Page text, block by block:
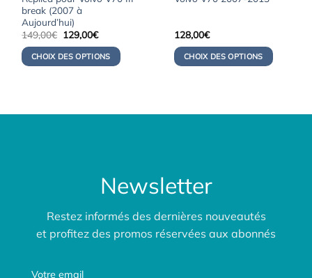
break (2007 à
Aujourd’hui)
149,00€ Le
initial
était :
149,00€.
129,00€Le
actuel
est :
129,00€.
CHOIX DES OPTIONS
128,00€
CHOIX DES OPTIONS
Newsletter
Restez informés des dernières nouveautés
et profitez des promos réservées aux abonnés
Votre email